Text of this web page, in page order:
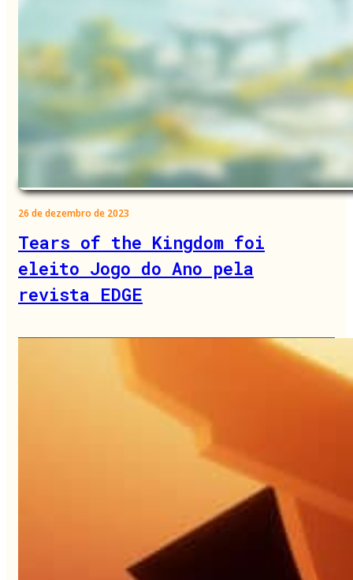
26 de dezembro de 2023
Tears of the Kingdom foi
eleito Jogo do Ano pela
revista EDGE